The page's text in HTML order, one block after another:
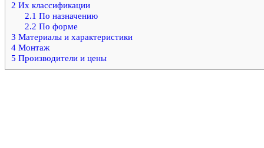
2 Их классификации
2.1 По назначению
2.2 По форме
3 Материалы и характеристики
4 Монтаж
5 Производители и цены